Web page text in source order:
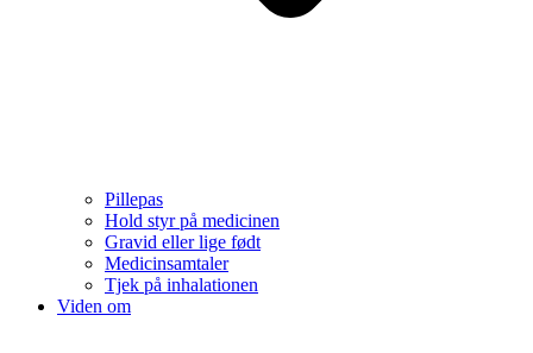
Pillepas
Hold styr på medicinen
Gravid eller lige født
Medicinsamtaler
Tjek på inhalationen
Viden om